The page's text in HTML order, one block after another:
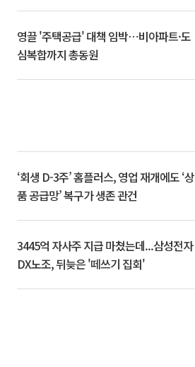
영끌 '주택공급' 대책 임박⋯비아파트·도
심복합까지 총동원
‘회생 D-3주’ 홈플러스, 영업 재개에도 ‘상
품 공급망’ 복구가 생존 관건
3445억 자사주 지급 마쳤는데...삼성전자
DX노조, 뒤늦은 '떼쓰기 집회'